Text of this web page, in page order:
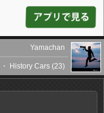
Yamachan
・ History Cars (23)